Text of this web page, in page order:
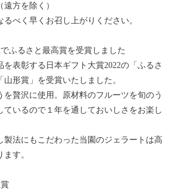
方を除く）
べく早くお召し上がりください。
ふるさと最高賞を受賞しました
表彰する日本ギフト大賞2022の「ふるさ
形賞」を受賞いたしました。
を贅沢に使用。原材料のフルーツを旬のう
ているので１年を通しておいしさをお楽し
製法にもこだわった当園のジェラートは高
す。